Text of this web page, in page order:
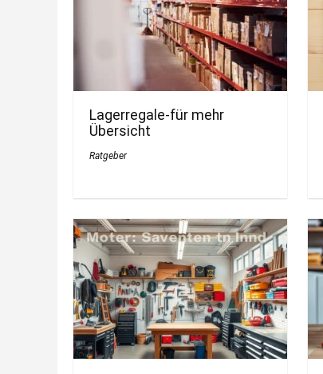
Lagerregale-für mehr
Übersicht
Ratgeber